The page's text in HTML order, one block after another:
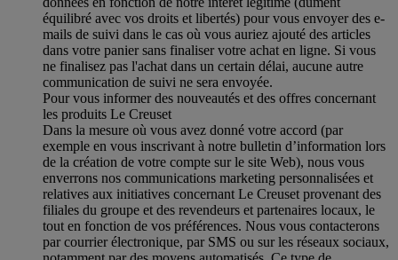
équilibré avec vos droits et libertés) pour vous envoyer des e-
mails de suivi dans le cas où vous auriez ajouté des articles
dans votre panier sans finaliser votre achat en ligne. Si vous
ne finalisez pas l'achat dans un certain délai, aucune autre
communication de suivi ne sera envoyée.
Pour vous informer des nouveautés et des offres concernant
les produits Le Creuset
Dans la mesure où vous avez donné votre accord (par
exemple en vous inscrivant à notre bulletin d’information lors
de la création de votre compte sur le site Web), nous vous
enverrons nos communications marketing personnalisées et
relatives aux initiatives concernant Le Creuset provenant des
filiales du groupe et des revendeurs et partenaires locaux, le
tout en fonction de vos préférences. Nous vous contacterons
par courrier électronique, par SMS ou sur les réseaux sociaux,